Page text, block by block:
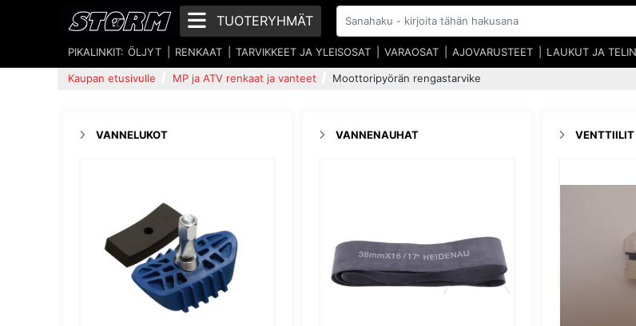
TUOTERYHMÄT
PIKALINKIT: ÖLJYT RENKAAT TARVIKKEET JA YLEISOSAT VARAOSAT AJOVARUSTEET LAUKUT JA
Kaupan etusivulle MP ja ATV renkaat ja vanteet Moottoripyörän rengastarvike
VANNELUKOT VANNENAUHAT